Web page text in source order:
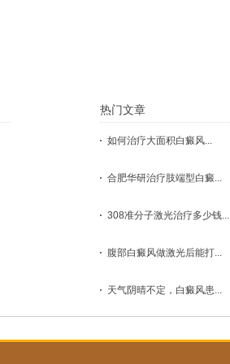
热门文章
如何治疗大面积白癜风...
合肥华研治疗肢端型白癜...
308准分子激光治疗多少钱...
腹部白癜风做激光后能打...
天气阴晴不定，白癜风患...